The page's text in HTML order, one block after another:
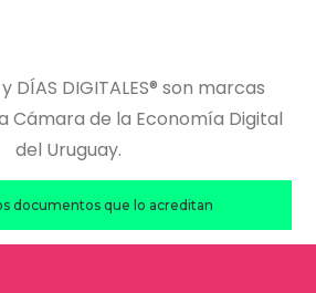
y DÍAS DIGITALES® son marcas
Cámara de la Economía Digital
del Uruguay.
documentos que lo acreditan